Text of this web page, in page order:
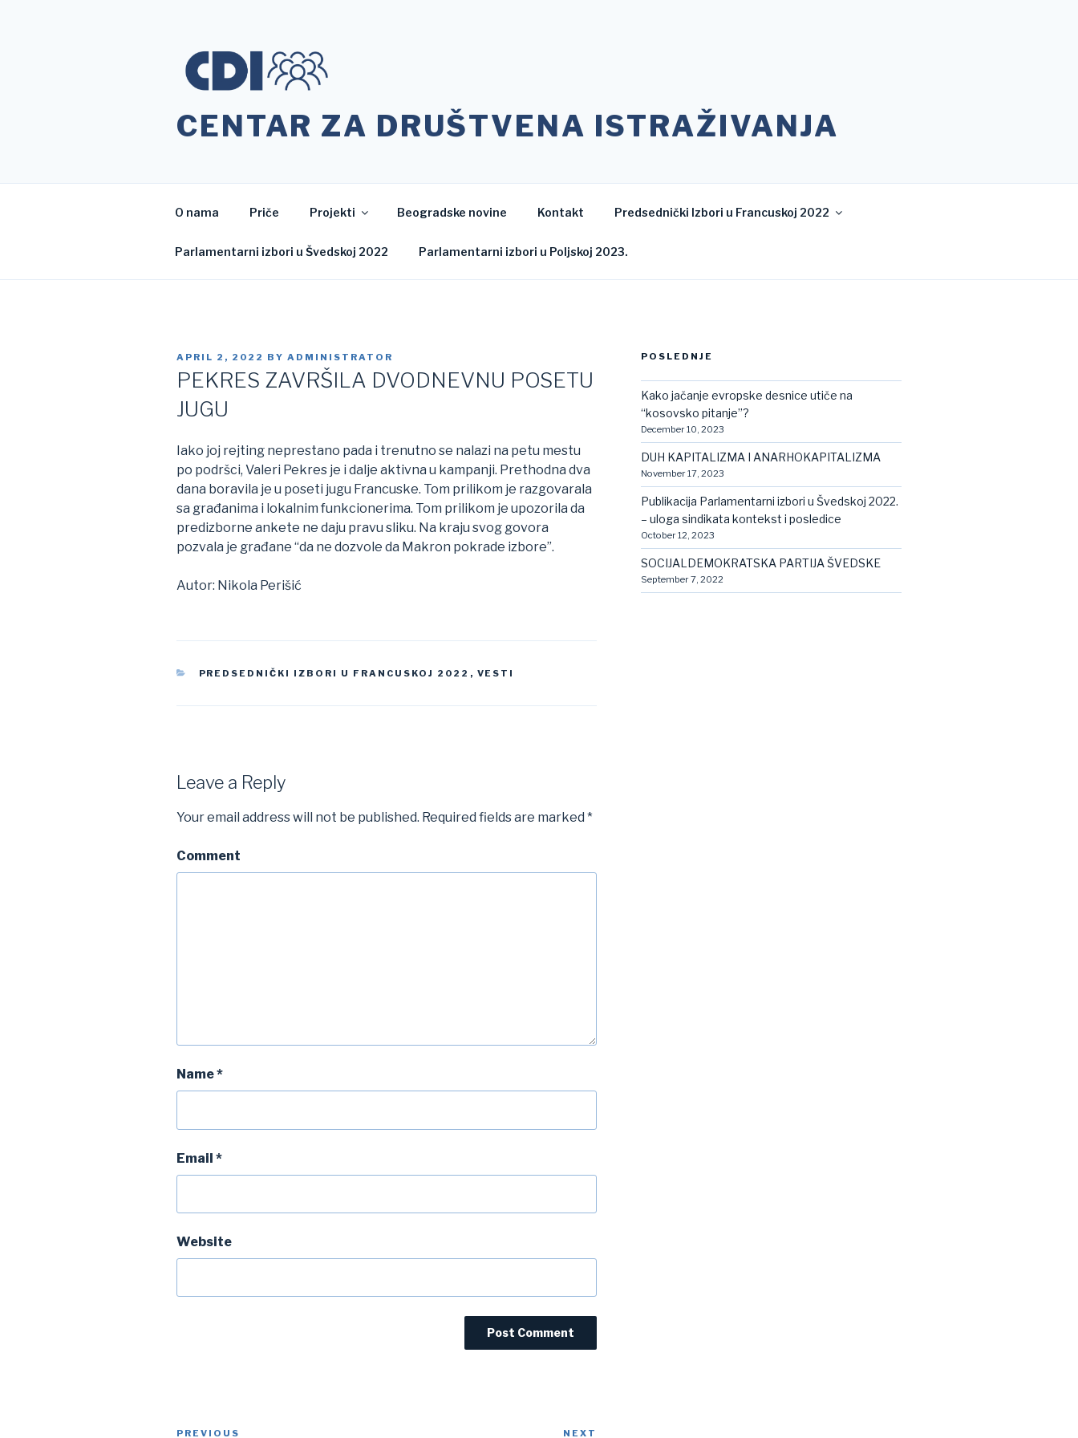
CENTAR ZA DRUŠTVENA ISTRAŽIVANJA
O nama Priče Projekti Beogradske novine Kontakt Predsednički Izbori u Francuskoj 2022
Parlamentarni izbori u Švedskoj 2022 Parlamentarni izbori u Poljskoj 2023.
POSTED
APRIL 2, 2022 BY ADMINISTRATOR
PEKRES ZAVRŠILA DVODNEVNU POSETU
JUGU
Iako joj rejting neprestano pada i trenutno se nalazi na petu mestu
po podršci, Valeri Pekres je i dalje aktivna u kampanji. Prethodna dva
dana boravila je u poseti jugu Francuske. Tom prilikom je razgovarala
sa građanima i lokalnim funkcionerima. Tom prilikom je upozorila da
predizborne ankete ne daju pravu sliku. Na kraju svog govora
pozvala je građane “da ne dozvole da Makron pokrade izbore”.
Autor: Nikola Perišić
CATEGORIES
PREDSEDNIČKI IZBORI U FRANCUSKOJ 2022 , VESTI
Leave a Reply
Your email address will not be published. Required fields are marked *
Comment
Name*
Email *
Website
Post
PREVIOUS NEXT
POSLEDNJE
Kako jačanje evropske desnice utiče na
“kosovsko pitanje”?
December 10, 2023
DUH KAPITALIZMA I ANARHOKAPITALIZMA
November 17, 2023
Publikacija Parlamentarni izbori u Švedskoj 2022.
– uloga sindikata kontekst i posledice
October 12, 2023
SOCIJALDEMOKRATSKA PARTIJA ŠVEDSKE
September 7, 2022